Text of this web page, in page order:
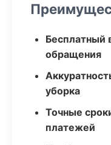
Бесплатный
обращения
уборка
Точные
платежей